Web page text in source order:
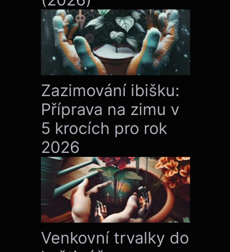
Zazimování ibišku:
Příprava na zimu v
5 krocích pro rok
2026
Venkovní trvalky do